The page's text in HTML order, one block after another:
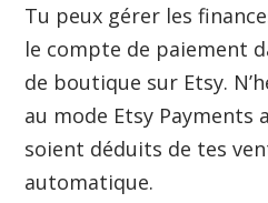
Tu peux gérer les
le compte de paiement
de boutique sur Etsy.
au mode Etsy Payments
soient déduits de tes
automatique.